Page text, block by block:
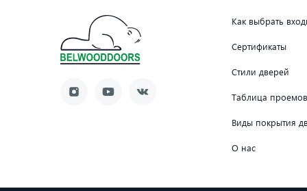
Как выбрать
Сертификаты
Стили дверей
Таблица проемов
Виды покрытия
О нас